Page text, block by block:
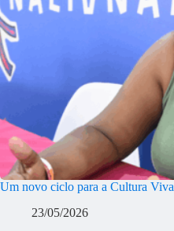
Um novo ciclo para a Cultura Viva
23/05/2026